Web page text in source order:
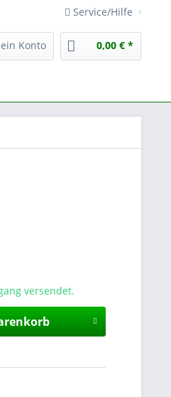
Service/Hilfe
Konto 0,00 € *
versendet.